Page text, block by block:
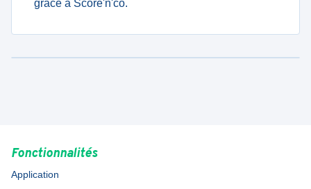
grâce à Score'n'co.
Fonctionnalités
Application